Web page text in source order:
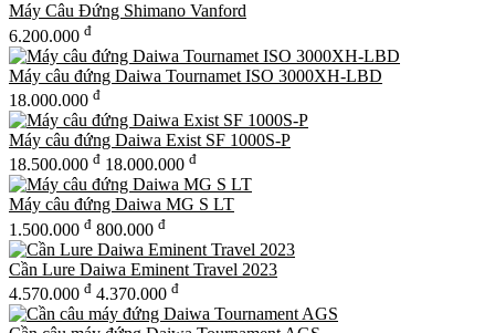
Máy Câu Đứng Shimano Vanford
6.200.000 đ
Máy câu đứng Daiwa Tournamet ISO 3000XH-LBD
18.000.000 đ
Máy câu đứng Daiwa Exist SF 1000S-P
18.500.000 đ 18.000.000 đ
Máy câu đứng Daiwa MG S LT
1.500.000 đ 800.000 đ
Cần Lure Daiwa Eminent Travel 2023
4.570.000 đ 4.370.000 đ